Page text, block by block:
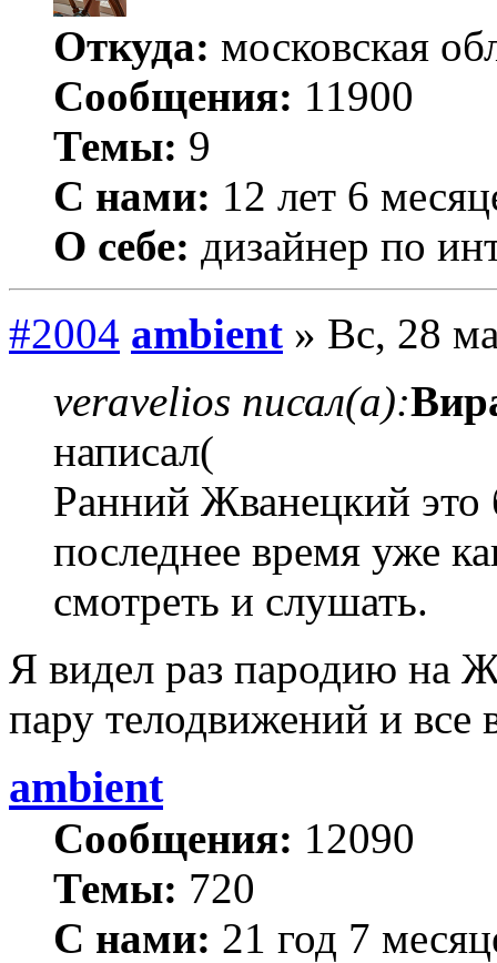
Откуда: московская
Сообщения: 11900
Темы: 9
С нами: 12 лет 6
О себе: дизайнер по
#2004 ambient » Вс, 28
veravelios писал(а):
написал(
Ранний Жванецкий это
последнее время уже
смотреть и слушать.
Я видел раз пародию на
пару телодвижений и все
ambient
Сообщения: 12090
Темы: 720
С нами: 21 год 7